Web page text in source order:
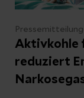
Aktivkohle
reduziert